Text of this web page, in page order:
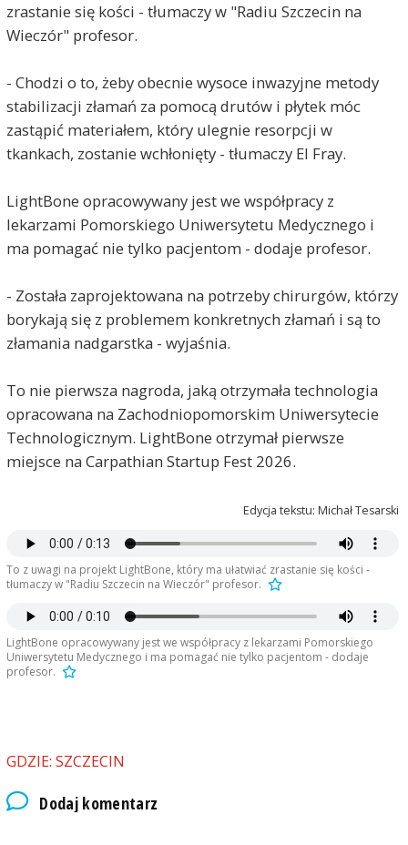
zrastanie się kości - tłumaczy w "Radiu Szczecin na
Wieczór" profesor.
- Chodzi o to, żeby obecnie wysoce inwazyjne metody
stabilizacji złamań za pomocą drutów i płytek móc
zastąpić materiałem, który ulegnie resorpcji w
tkankach, zostanie wchłonięty - tłumaczy El Fray.
LightBone opracowywany jest we współpracy z
lekarzami Pomorskiego Uniwersytetu Medycznego i
ma pomagać nie tylko pacjentom - dodaje profesor.
- Została zaprojektowana na potrzeby chirurgów, którzy
borykają się z problemem konkretnych złamań i są to
złamania nadgarstka - wyjaśnia.
To nie pierwsza nagroda, jaką otrzymała technologia
opracowana na Zachodniopomorskim Uniwersytecie
Technologicznym. LightBone otrzymał pierwsze
miejsce na Carpathian Startup Fest 2026.
Edycja tekstu: Michał Tesarski
To z uwagi na projekt LightBone, który ma ułatwiać zrastanie się kości -
tłumaczy w "Radiu Szczecin na Wieczór" profesor.
LightBone opracowywany jest we współpracy z lekarzami Pomorskiego
Uniwersytetu Medycznego i ma pomagać nie tylko pacjentom - dodaje
profesor.
GDZIE: SZCZECIN
Dodaj komentarz